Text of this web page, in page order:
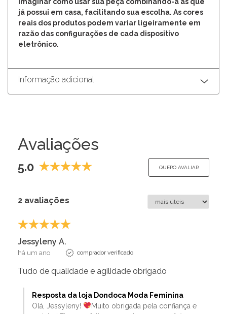
já possui em casa, facilitando sua escolha. As cores
reais dos produtos podem variar ligeiramente em
razão das configurações de cada dispositivo
eletrônico.
Informação adicional
Avaliações
5.0 QUERO AVALIAR
2 avaliações
Jessyleny A.
há um ano comprador verificado
Tudo de qualidade e agilidade obrigado
Resposta da loja Dondoca Moda Feminina
Olá, Jessyleny!
Muito obrigada pela confiança e